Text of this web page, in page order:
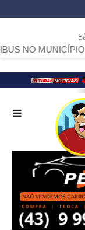
>> COLISÃO